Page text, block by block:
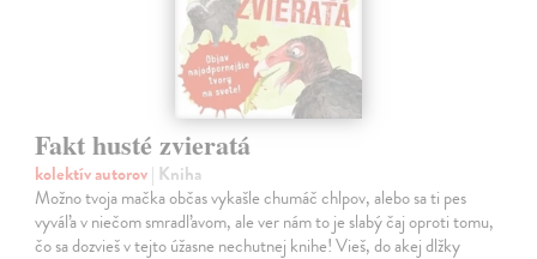
Fakt husté zvieratá
kolektív autorov| Kniha
Možno tvoja mačka občas vykašle chumáč chlpov, alebo sa ti pes
vyváľa v niečom smradľavom, ale ver nám to je slabý čaj oproti tomu,
čo sa dozvieš v tejto úžasne nechutnej knihe! Vieš, do akej dlžky